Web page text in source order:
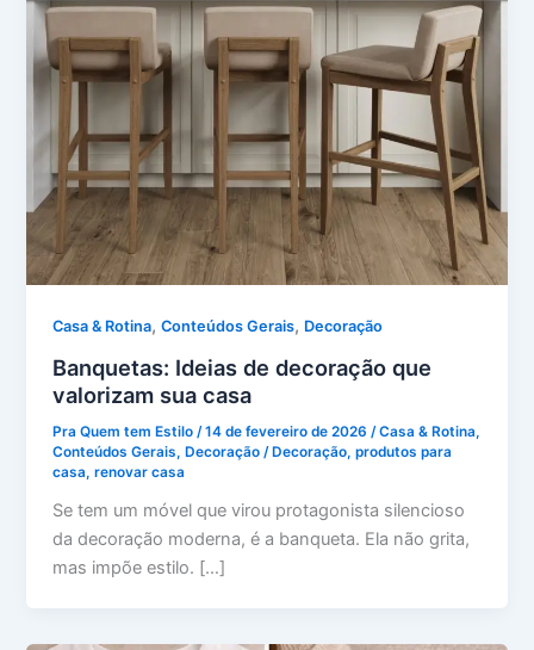
Casa & Rotina,Conteúdos Gerais, Decoração
Banquetas: Ideias de decoração que
valorizam sua casa
Pra Quem tem Estilo /14 de fevereiro de 2026 /Casa & Rotina,
Conteúdos Gerais,Decoração /Decoração,produtos para
casa,renovar casa
Se tem um móvel que virou protagonista silencioso
da decoração moderna, é a banqueta. Ela não grita,
mas impõe estilo. […]